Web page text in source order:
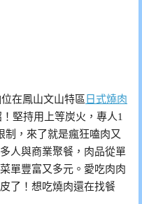
在鳳山文山特區 日式燒肉
堅持用上等炭火，專人1
制，來了就是瘋狂嗑肉又
人與商業聚餐，肉品從單
單豐富又多元。愛吃肉肉
了！想吃燒肉還在找餐